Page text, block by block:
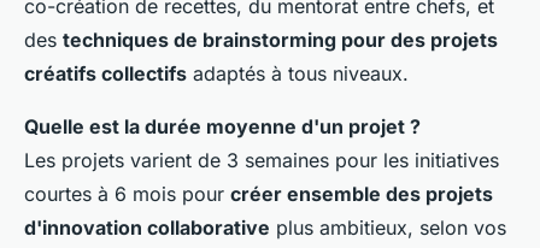
co-création de recettes, du mentorat entre chefs, et
des techniques de brainstorming pour des projets
créatifs collectifs adaptés à tous niveaux.
Quelle est la durée moyenne d'un projet ?
Les projets varient de 3 semaines pour les initiatives
courtes à 6 mois pour créer ensemble des projets
d'innovation collaborative plus ambitieux, selon vos